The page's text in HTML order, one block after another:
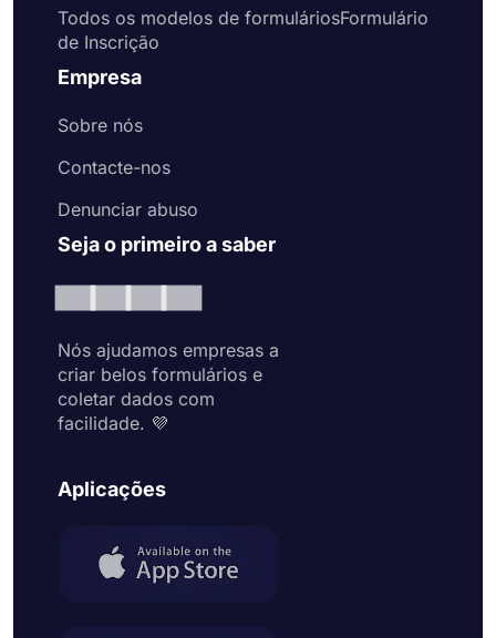
Todos os modelos de formuláriosFormulário
de Inscrição
Empresa
Sobre nós
Contacte-nos
Denunciar abuso
Seja o primeiro a saber
Nós ajudamos empresas a
criar belos formulários e
coletar dados com
facilidade. 💜
Aplicações